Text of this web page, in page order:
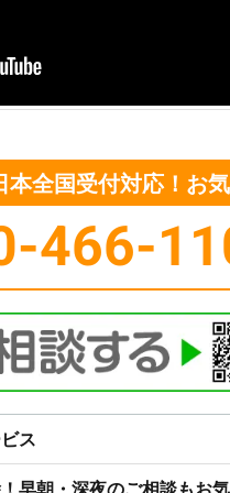
全国受付対応！お
466-
ス